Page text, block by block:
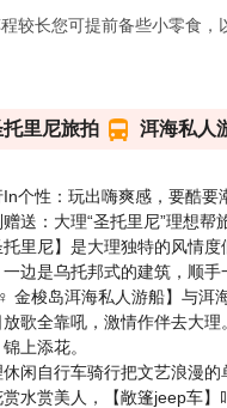
较长您可提前备些小零食
托里尼旅拍 洱海私人
In个性：玩出嗨爽感，要酷要
送：大理“圣托里尼”理想
托里尼】是大理独特的风情
边是乌托邦式的建筑，顺
金梭岛洱海私人游船】与洱
放歌全靠吼，激情作伴去大
上添花。
休闲自行车骑行把文艺浪漫
赏水赏美人，【敞篷jeep车